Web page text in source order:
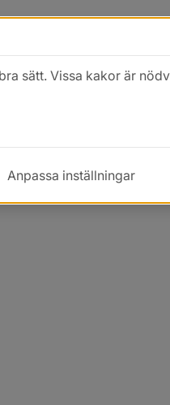
sätt. Vissa kakor är
Anpassa inställningar